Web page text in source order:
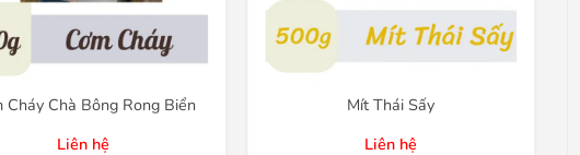
Cháy Chà Bông Rong Biển
Liên hệ
Mít Thái Sấy
Liên hệ